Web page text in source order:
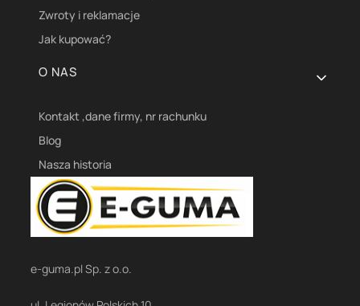
Zwroty i reklamacje
Jak kupować?
O NAS
Kontakt ,dane firmy, nr rachunku
Blog
Nasza historia
e-guma.pl Sp. z o.o.